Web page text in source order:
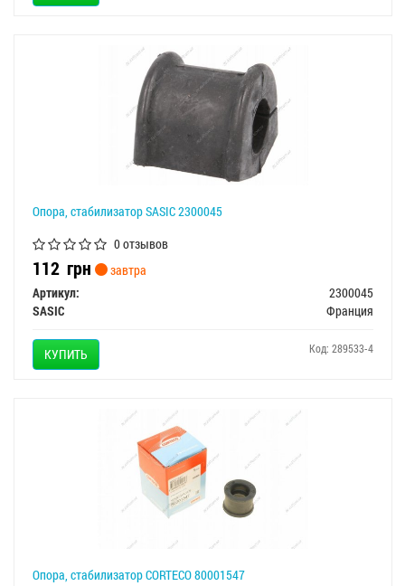
Опора, стабилизатор SASIC 2300045
0 отзывов
112 грн
завтра
Артикул:
2300045
SASIC
Франция
КУПИТЬ Код: 289533-4
Опора, стабилизатор CORTECO 80001547